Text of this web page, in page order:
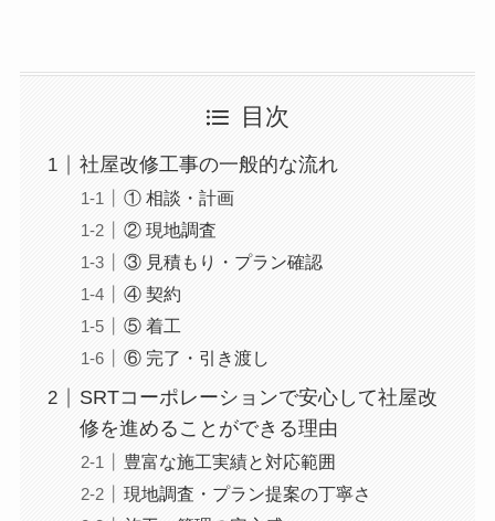
目次
社屋改修工事の一般的な流れ
① 相談・計画
② 現地調査
③ 見積もり・プラン確認
④ 契約
⑤ 着工
⑥ 完了・引き渡し
SRTコーポレーションで安心して社屋改
修を進めることができる理由
豊富な施工実績と対応範囲
現地調査・プラン提案の丁寧さ